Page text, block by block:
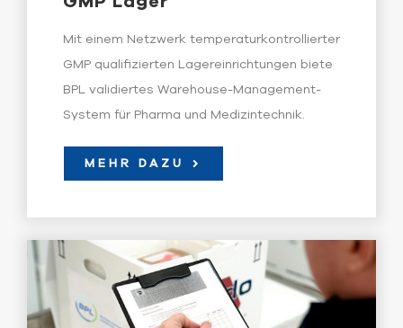
Mit einem Netzwerk temperaturkontrollierter
GMP qualifizierten Lagereinrichtungen biete
BPL validiertes Warehouse-Management-
System für Pharma und Medizintechnik.
MEHR DAZU